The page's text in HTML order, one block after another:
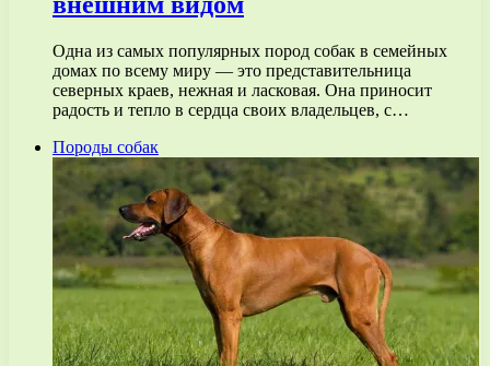
Одна из самых популярных пород собак в семейных
домах по всему миру — это представительница
северных краев, нежная и ласковая. Она приносит
радость и тепло в сердца своих владельцев, с…
Породы собак